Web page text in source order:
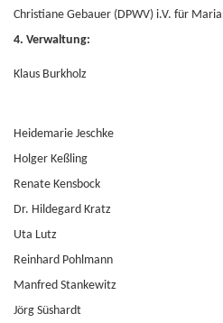
Christiane Gebauer (DPWV) i.V. für
4. Verwaltung:
Klaus Burkholz
Heidemarie Jeschke
Holger Keßling
Renate Kensbock
Dr. Hildegard Kratz
Uta Lutz
Reinhard Pohlmann
Manfred Stankewitz
Jörg Süshardt